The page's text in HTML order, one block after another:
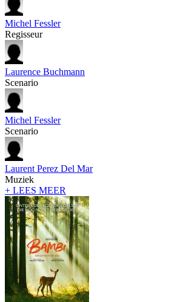
Michel Fessler
Regisseur
Laurence Buchmann
Scenario
Michel Fessler
Scenario
Laurent Perez Del Mar
Muziek
+ LEES MEER